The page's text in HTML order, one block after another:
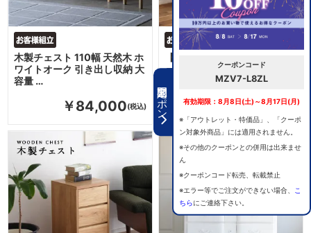
期間限定クーポン
クーポンコード
MZV7-L8ZL
有効期限：8月8日(土)～8月17日(月)
※「アウトレット・特価品」、「クーポ
ン対象外商品」には適用されません。
※その他のクーポンとの併用は出来ませ
ん
※クーポンコード転売、転載禁止
※エラー等でご注文ができない場合、
こ
ちらにご連絡下さい。
木製チェスト 110幅 天然木 ホ
ワイトオーク 引き出し収納 大
容量 …
￥84,000
ェスト 75幅 天然木 ホワイト
￥62,400